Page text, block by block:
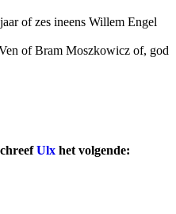
of zes ineens Willem Engel
of Bram Moszkowicz of, god
Ulx het volgende: